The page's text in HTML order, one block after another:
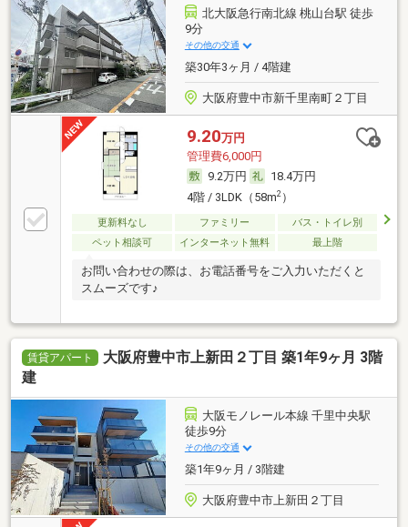
北大阪急行南北線 桃山台駅 徒歩
9分
その他の交通
築30年3ヶ月 / 4階建
大阪府豊中市新千里南町２丁目
9.20万円
管理費6,000円
9.2万円
18.4万円
4階 / 3LDK（58m2）
更新料なし ファミリー
バス・トイレ別
ペット相談可
インターネット無料 最上階
お問い合わせの際は、お電話番号をご入力いただくと
スムーズです♪
賃貸アパート
大阪府豊中市上新田２丁目 築1年9ヶ月 3階
建
大阪モノレール本線 千里中央駅
徒歩9分
その他の交通
築1年9ヶ月 / 3階建
大阪府豊中市上新田２丁目